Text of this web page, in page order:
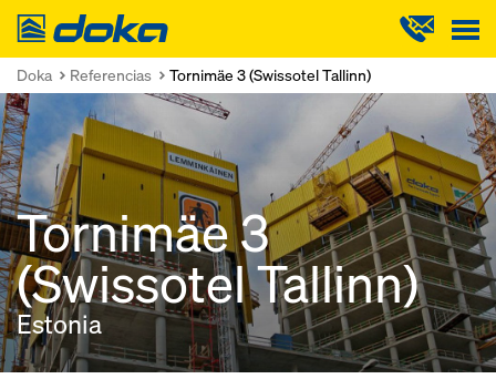
Doka
Doka Referencias Tornimäe 3 (Swissotel Tallinn)
Tornimäe 3
(Swissotel Tallinn)
Estonia